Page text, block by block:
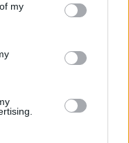
my
er vi så langt
allerede,